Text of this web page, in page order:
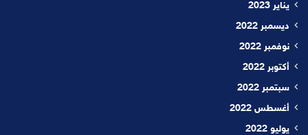
يناير 2023
ديسمبر 2022
نوفمبر 2022
أكتوبر 2022
سبتمبر 2022
أغسطس 2022
يوليو 2022